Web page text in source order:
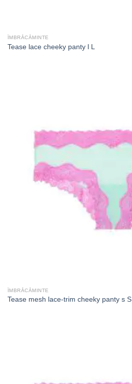
ÎMBRĂCĂMINTE
Tease lace cheeky panty l L
ÎMBRĂCĂMINTE
Tease mesh lace-trim cheeky panty s S